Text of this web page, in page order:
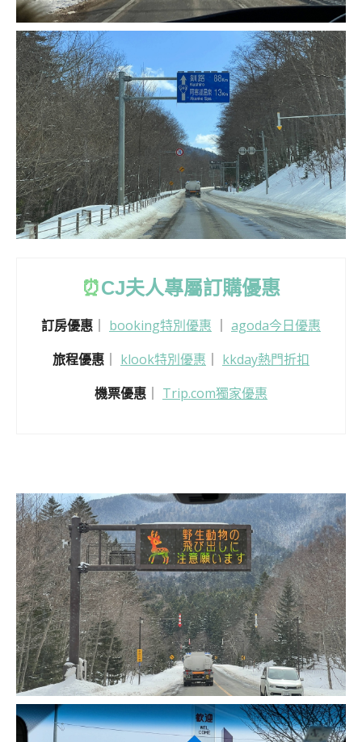
⏰CJ夫人專屬訂購優惠
訂房優惠 booking特別優惠
agoda今日優惠
旅程優惠
klook特別優惠
kkday熱門折扣
機票優惠 ｜ Trip.com獨家優惠